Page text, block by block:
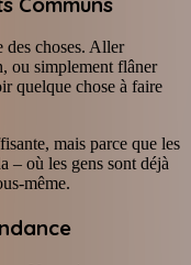
des choses. Aller
ou simplement flâner
quelque chose à faire
mais parce que les
– où les gens sont déjà
même.